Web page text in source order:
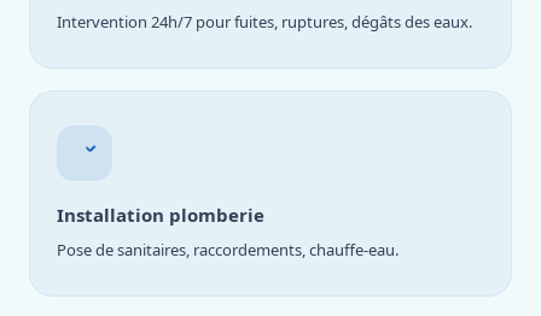
Intervention 24h/7 pour fuites, ruptures, dégâts des eaux.
Installation plomberie
Pose de sanitaires, raccordements, chauffe-eau.